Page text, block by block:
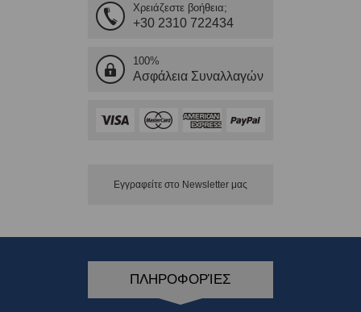
Χρειάζεστε βοήθεια;
+30 2310 722434
100%
Ασφάλεια Συναλλαγών
Εγγραφείτε στο Νewsletter μας
ΠΛΗΡΟΦΟΡΊΕΣ